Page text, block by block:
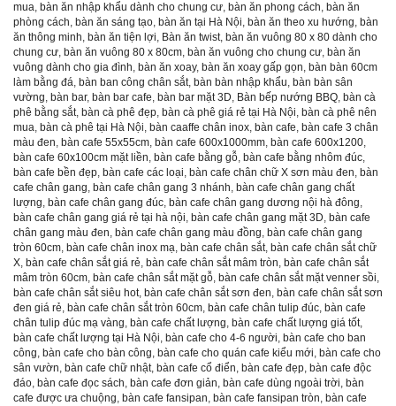
mua, bàn ăn nhập khẩu dành cho chung cư, bàn ăn phong cách, bàn ăn
phòng cách, bàn ăn sáng tạo, bàn ăn tại Hà Nội, bàn ăn theo xu hướng, bàn
ăn thông minh, bàn ăn tiện lợi, Bàn ăn twist, bàn ăn vuông 80 x 80 dành cho
chung cư, bàn ăn vuông 80 x 80cm, bàn ăn vuông cho chung cư, bàn ăn
vuông dành cho gia đình, bàn ăn xoay, bàn ăn xoay gấp gọn, bàn bàn 60cm
làm bằng đá, bàn ban công chân sắt, bàn bàn nhập khẩu, bàn bàn sân
vường, bàn bar, bàn bar cafe, bàn bar mặt 3D, Bàn bếp nướng BBQ, bàn cà
phê bằng sắt, bàn cà phê đẹp, bàn cà phê giá rẻ tại Hà Nội, bàn cà phê nên
mua, bàn cà phê tại Hà Nội, bàn caaffe chân inox, bàn cafe, bàn cafe 3 chân
màu đen, bàn cafe 55x55cm, bàn cafe 600x1000mm, bàn cafe 600x1200,
bàn cafe 60x100cm mặt liền, bàn cafe bằng gỗ, bàn cafe bằng nhôm đúc,
bàn cafe bền đẹp, bàn cafe các loại, bàn cafe chân chữ X sơn màu đen, bàn
cafe chân gang, bàn cafe chân gang 3 nhánh, bàn cafe chân gang chất
lượng, bàn cafe chân gang đúc, bàn cafe chân gang dương nội hà đông,
bàn cafe chân gang giá rẻ tại hà nội, bàn cafe chân gang mặt 3D, bàn cafe
chân gang màu đen, bàn cafe chân gang màu đồng, bàn cafe chân gang
tròn 60cm, bàn cafe chân inox mạ, bàn cafe chân sắt, bàn cafe chân sắt chữ
X, bàn cafe chân sắt giá rẻ, bàn cafe chân sắt mâm tròn, bàn cafe chân sắt
mâm tròn 60cm, bàn cafe chân sắt mặt gỗ, bàn cafe chân sắt mặt venner sồi,
bàn cafe chân sắt siêu hot, bàn cafe chân sắt sơn đen, bàn cafe chân sắt sơn
đen giá rẻ, bàn cafe chân sắt tròn 60cm, bàn cafe chân tulip đúc, bàn cafe
chân tulip đúc mạ vàng, bàn cafe chất lượng, bàn cafe chất lượng giá tốt,
bàn cafe chất lượng tại Hà Nội, bàn cafe cho 4-6 người, bàn cafe cho ban
công, bàn cafe cho bàn công, bàn cafe cho quán cafe kiểu mới, bàn cafe cho
sân vườn, bàn cafe chữ nhật, bàn cafe cổ điển, bàn cafe đẹp, bàn cafe độc
đáo, bàn cafe đọc sách, bàn cafe đơn giản, bàn cafe dùng ngoài trời, bàn
cafe được ưa chuộng, bàn cafe fansipan, bàn cafe fansipan tròn, bàn cafe